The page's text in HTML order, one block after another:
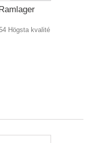
Högsta kvalité